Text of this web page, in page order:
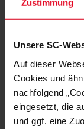
Zustimmung
Unsere SC-
Auf dieser
Cookies und
nachfolgend
eingesetzt, die
und ggf. eine
Zu später Stunde
ein 1:1.